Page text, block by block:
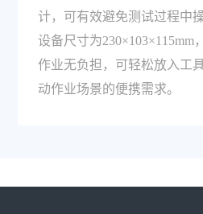
计，可有效避免测试过程中
设备尺寸为230×103×115mm
作业无负担，可轻松放入工
动作业场景的便携需求。